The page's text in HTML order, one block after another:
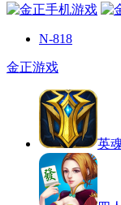
N-818
金正游戏
英